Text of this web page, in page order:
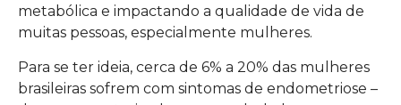
metabólica e impactando a qualidade de vida de
muitas pessoas, especialmente mulheres.
Para se ter ideia, cerca de 6% a 20% das mulheres
brasileiras sofrem com sintomas de endometriose –